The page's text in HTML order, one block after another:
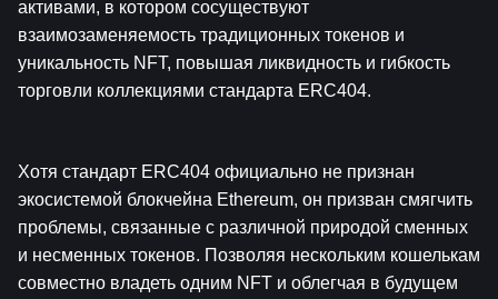
активами, в котором сосуществуют
взаимозаменяемость традиционных токенов и
уникальность NFT, повышая ликвидность и гибкость
торговли коллекциями стандарта ERC404.
Хотя стандарт ERC404 официально не признан
экосистемой блокчейна Ethereum, он призван смягчить
проблемы, связанные с различной природой сменных
и несменных токенов. Позволяя нескольким кошелькам
совместно владеть одним NFT и облегчая в будущем